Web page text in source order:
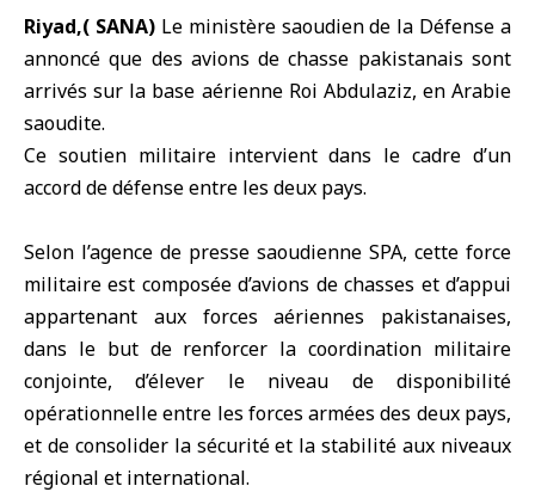
Riyad,( SANA) Le ministère saoudien de la Défense a
annoncé que des avions de chasse pakistanais sont
arrivés sur la base aérienne Roi Abdulaziz, en Arabie
saoudite.
Ce soutien militaire intervient dans le cadre d’un
accord de défense entre les deux pays.
Selon l’agence de presse saoudienne SPA, cette force
militaire est composée d’avions de chasses et d’appui
appartenant aux forces aériennes pakistanaises,
dans le but de renforcer la coordination militaire
conjointe, d’élever le niveau de disponibilité
opérationnelle entre les forces armées des deux pays,
et de consolider la sécurité et la stabilité aux niveaux
régional et international.